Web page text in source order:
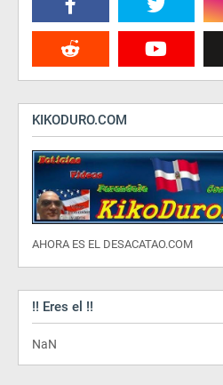
KIKODURO.COM
AHORA ES EL DESACATAO.COM
!! Eres el !!
NaN